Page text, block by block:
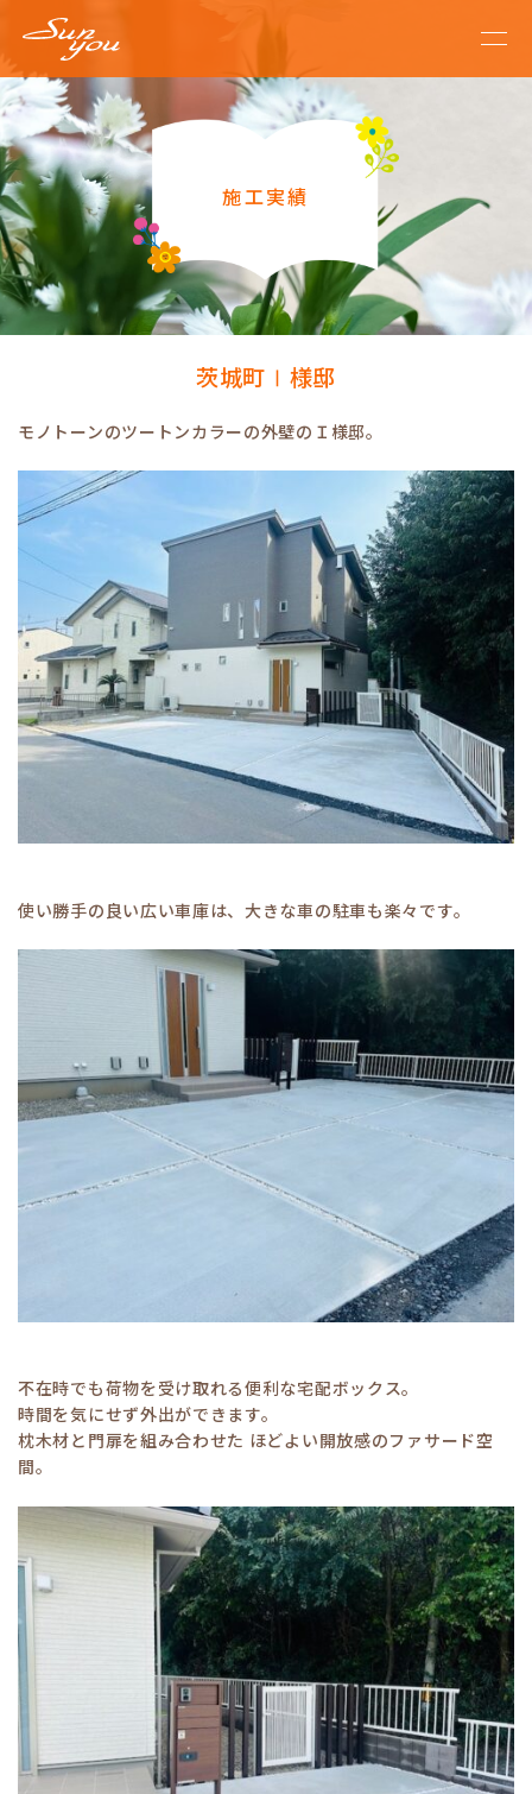
施工実績
茨城町Ⅰ様邸
モノトーンのツートンカラーの外壁のＩ様邸。
使い勝手の良い広い車庫は、大きな車の駐車も楽々です。
不在時でも荷物を受け取れる便利な宅配ボックス。
時間を気にせず外出ができます。
枕木材と門扉を組み合わせた ほどよい開放感のファサード空
間。